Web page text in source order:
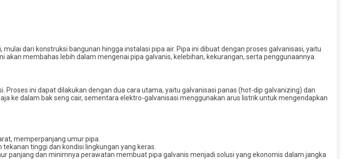
dari konstruksi bangunan hingga instalasi pipa air. Pipa ini dibuat dengan proses galvanisasi, yaitu
membahas lebih dalam mengenai pipa galvanis, kelebihan, kekurangan, serta penggunaannya.
Proses ini dapat dilakukan dengan dua cara utama, yaitu galvanisasi panas (hot-dip galvanizing) dan
ke dalam bak seng cair, sementara elektro-galvanisasi menggunakan arus listrik untuk mengendapkan
memperpanjang umur pipa.
tinggi dan kondisi lingkungan yang keras.
panjang dan minimnya perawatan membuat pipa galvanis menjadi solusi yang ekonomis dalam jangka